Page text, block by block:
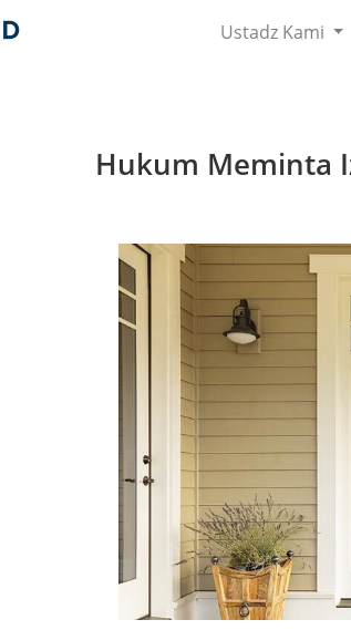
Ustadz Kami
Hukum Meminta